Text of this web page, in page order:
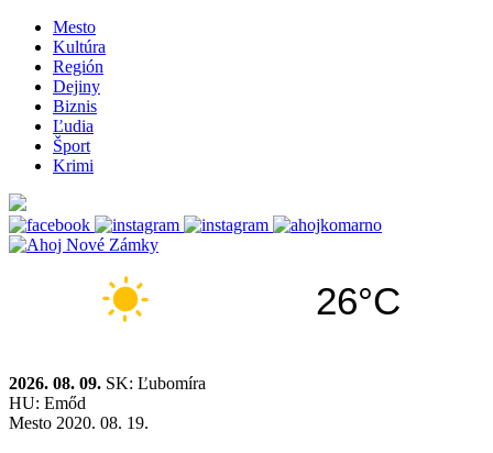
Mesto
Kultúra
Región
Dejiny
Biznis
Ľudia
Šport
Krimi
26°C
2026. 08. 09. SK: Ľubomíra
HU: Emőd
Mesto 2020. 08. 19.